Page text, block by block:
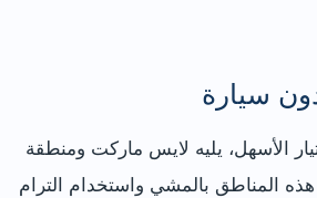
سيارة
الأسهل، يليه لايس ماركت ومنطقة
المناطق بالمشي واستخدام الترام